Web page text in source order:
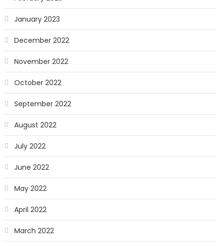
January 2023
December 2022
November 2022
October 2022
September 2022
August 2022
July 2022
June 2022
May 2022
April 2022
March 2022